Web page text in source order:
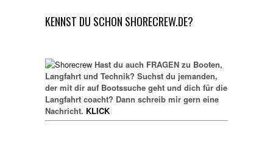
KENNST DU SCHON SHORECREW.DE?
Hast du auch FRAGEN zu Booten,
Langfahrt und Technik? Suchst du jemanden,
der mit dir auf Bootssuche geht und dich für die
Langfahrt coacht? Dann schreib mir gern eine
Nachricht. KLICK